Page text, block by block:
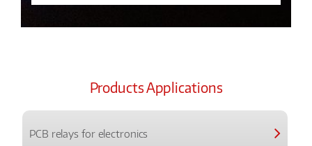
Products Applications
PCB relays for electronics